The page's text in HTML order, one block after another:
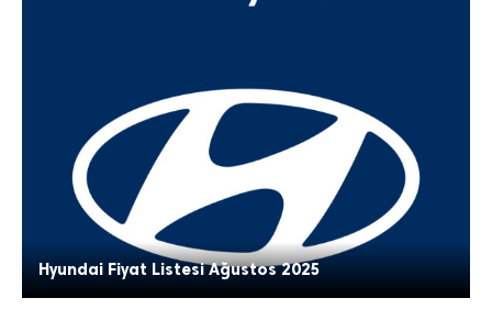
Hyundai Fiyat Listesi Ağustos 2025